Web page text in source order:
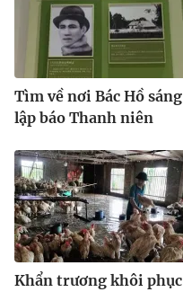
Tìm về nơi Bác Hồ sáng
lập báo Thanh niên
Khẩn trương khôi phục